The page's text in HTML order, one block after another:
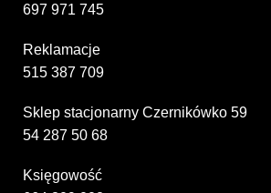
697 971 745
Reklamacje
515 387 709
Sklep stacjonarny Czernikówko 59
54 287 50 68
Księgowość